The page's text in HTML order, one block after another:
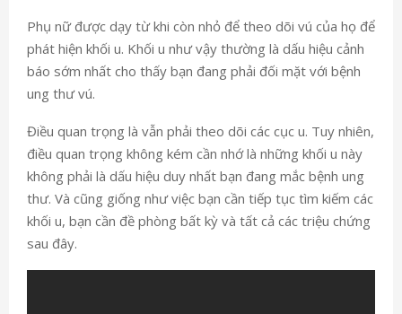
Phụ nữ được dạy từ khi còn nhỏ để theo dõi vú của họ để
phát hiện khối u. Khối u như vậy thường là dấu hiệu cảnh
báo sớm nhất cho thấy bạn đang phải đối mặt với bệnh
ung thư vú.
Điều quan trọng là vẫn phải theo dõi các cục u. Tuy nhiên,
điều quan trọng không kém cần nhớ là những khối u này
không phải là dấu hiệu duy nhất bạn đang mắc bệnh ung
thư. Và cũng giống như việc bạn cần tiếp tục tìm kiếm các
khối u, bạn cần đề phòng bất kỳ và tất cả các triệu chứng
sau đây.